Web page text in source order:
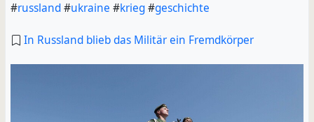
#russland#ukraine #krieg#geschichte
In Russland blieb das Militär ein Fremdkörper